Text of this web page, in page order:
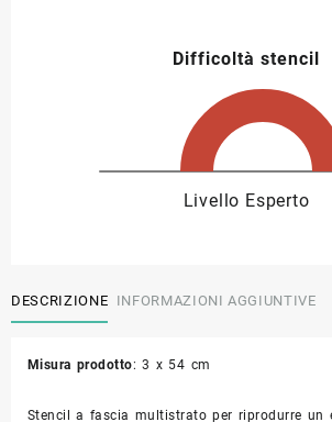
a
48,00 €
rilievoDifficoltà stencil
Livello Esperto
DESCRIZIONE INFORMAZIONI AGGIUNTIVE
Misura prodotto: 3 x 54 cm
Stencil a fascia multistrato per riprodurre un